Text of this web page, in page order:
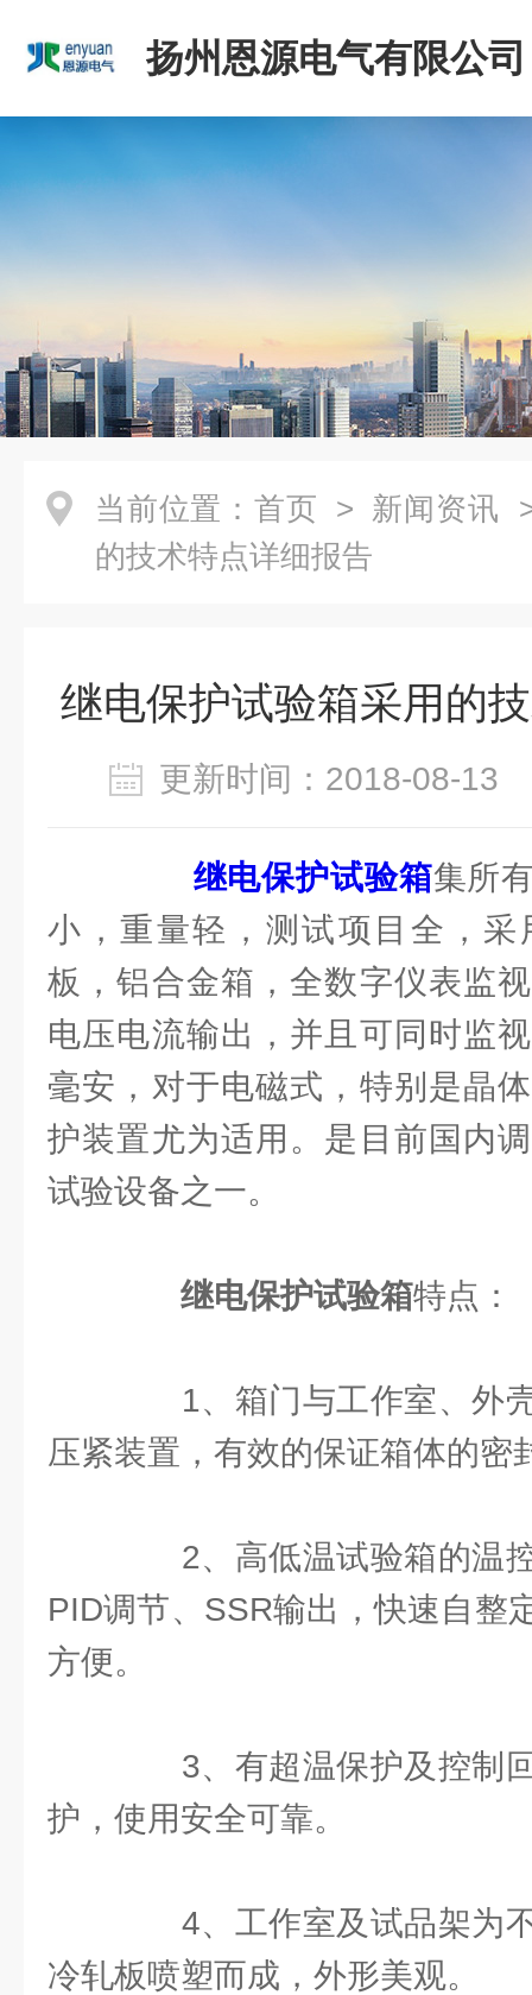
扬州恩源电气有限公司
当前位置： 首页 > 新闻资讯
的技术特点详细报告
继电保护试验箱采用的
更新时间：2018-08-
继电保护试验箱集所
小，重量轻，测试项目全，采
板，铝合金箱，全数字仪表监
电压电流输出，并且可同时监
毫安，对于电磁式，特别是晶
护装置尤为适用。是目前国内
试验设备之一。
继电保护试验箱特点：
1、箱门与工作室、外壳
压紧装置，有效的保证箱体的密
2、高低温试验箱的温控
PID调节、SSR输出，快速自整
方便。
3、有超温保护及控制回
护，使用安全可靠。
4、工作室及试品架为不
冷轧板喷塑而成，外形美观。